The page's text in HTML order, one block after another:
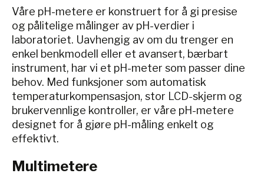
Våre pH-metere er konstruert for å gi presise
og pålitelige målinger av pH-verdier i
laboratoriet. Uavhengig av om du trenger en
enkel benkmodell eller et avansert, bærbart
instrument, har vi et pH-meter som passer dine
behov. Med funksjoner som automatisk
temperaturkompensasjon, stor LCD-skjerm og
brukervennlige kontroller, er våre pH-metere
designet for å gjøre pH-måling enkelt og
effektivt.
Multimetere